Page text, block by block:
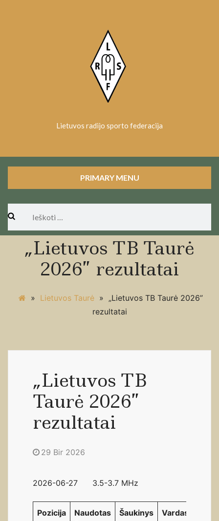
Lietuvos radijo sporto federacija
PRIMARY MENU
Ieškoti:
„Lietuvos TB Taurė
2026” rezultatai
» Lietuvos Taurė » „Lietuvos TB Taurė 2026”
rezultatai
„Lietuvos TB
Taurė 2026”
rezultatai
29 Bir 2026
2026-06-27 3.5-3.7 MHz
Pozicija
Naudotas
Šaukinys Vardas